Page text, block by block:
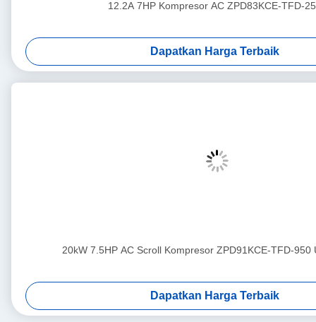
12.2A 7HP Kompresor AC ZPD83KCE-TFD-
Dapatkan Harga Terbaik
20kW 7.5HP AC Scroll Kompresor ZPD91KCE-TFD-950
Dapatkan Harga Terbaik